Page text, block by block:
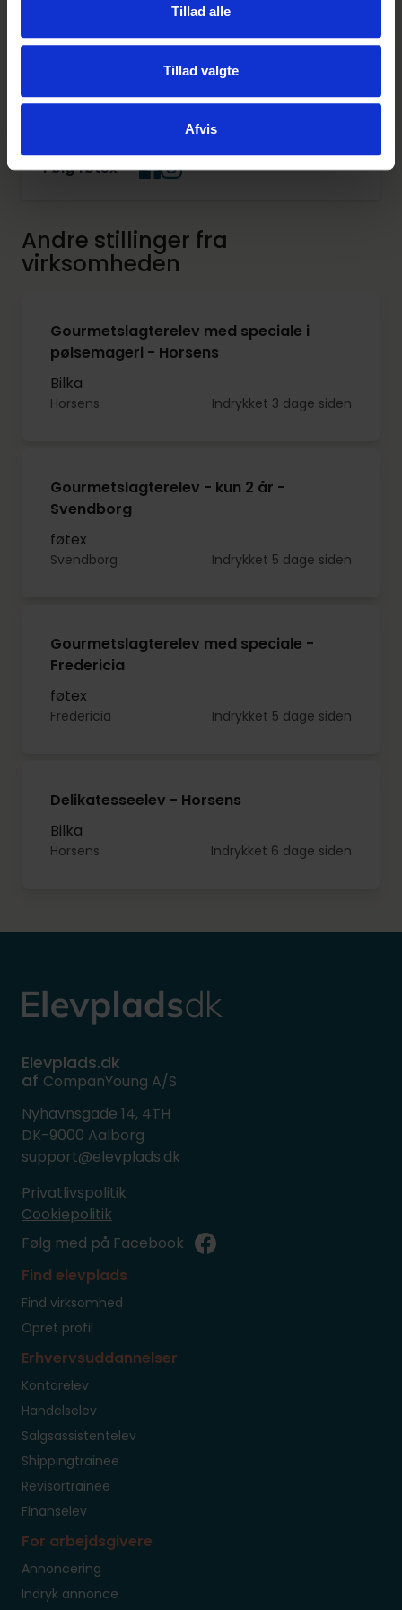
Tillad alle
Tillad valgte
Afvis
Læs om at være elev hos os på vores
Website
https://foetexelev.dk/
Følg føtex
Andre stillinger fra
virksomheden
Gourmetslagterelev med speciale i
pølsemageri - Horsens
Bilka
Horsens Indrykket 3 dage siden
Gourmetslagterelev - kun 2 år -
Svendborg
føtex
Svendborg Indrykket 5 dage siden
Gourmetslagterelev med speciale -
Fredericia
føtex
Fredericia Indrykket 5 dage siden
Delikatesseelev - Horsens
Bilka
Horsens Indrykket 6 dage siden
Elevplads.dk
af CompanYoung A/S
Nyhavnsgade 14, 4TH
DK-9000 Aalborg
support@elevplads.dk
Privatlivspolitik
Cookiepolitik
Følg med på Facebook
Find elevplads
Find virksomhed
Opret profil
Erhvervsuddannelser
Kontorelev
Handelselev
Salgsassistentelev
Shippingtrainee
Revisortrainee
Finanselev
For arbejdsgivere
Annoncering
Indryk annonce